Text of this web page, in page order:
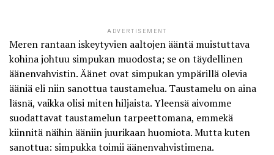
ADVERTISEMENT
Meren rantaan iskeytyvien aaltojen ääntä muistuttava
kohina johtuu simpukan muodosta; se on täydellinen
äänenvahvistin. Äänet ovat simpukan ympärillä olevia
ääniä eli niin sanottua taustamelua. Taustamelu on aina
läsnä, vaikka olisi miten hiljaista. Yleensä aivomme
suodattavat taustamelun tarpeettomana, emmekä
kiinnitä näihin ääniin juurikaan huomiota. Mutta kuten
sanottua: simpukka toimii äänenvahvistimena.